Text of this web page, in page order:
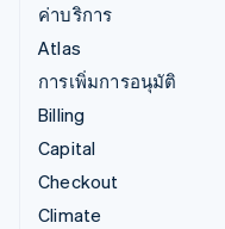
ค่าบริการ
Atlas
การเพิ่มการอนุมัติ
Billing
Capital
Checkout
Climate